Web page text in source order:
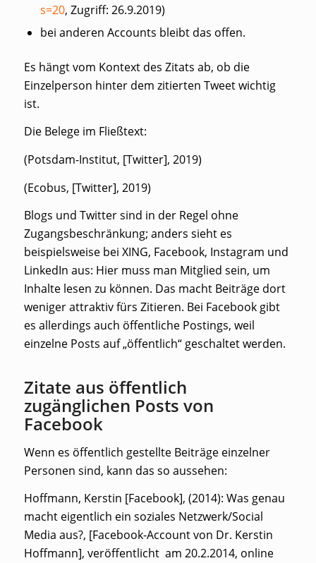
s=20, Zugriff: 26.9.2019)
bei anderen Accounts bleibt das offen.
Es hängt vom Kontext des Zitats ab, ob die
Einzelperson hinter dem zitierten Tweet wichtig
ist.
Die Belege im Fließtext:
(Potsdam-Institut, [Twitter], 2019)
(Ecobus, [Twitter], 2019)
Blogs und Twitter sind in der Regel ohne
Zugangsbeschränkung; anders sieht es
beispielsweise bei XING, Facebook, Instagram und
LinkedIn aus: Hier muss man Mitglied sein, um
Inhalte lesen zu können. Das macht Beiträge dort
weniger attraktiv fürs Zitieren. Bei Facebook gibt
es allerdings auch öffentliche Postings, weil
einzelne Posts auf „öffentlich“ geschaltet werden.
Zitate aus öffentlich
zugänglichen Posts von
Facebook
Wenn es öffentlich gestellte Beiträge einzelner
Personen sind, kann das so aussehen:
Hoffmann, Kerstin [Facebook], (2014): Was genau
macht eigentlich ein soziales Netzwerk/Social
Media aus?, [Facebook-Account von Dr. Kerstin
Hoffmann], veröffentlicht am 20.2.2014, online